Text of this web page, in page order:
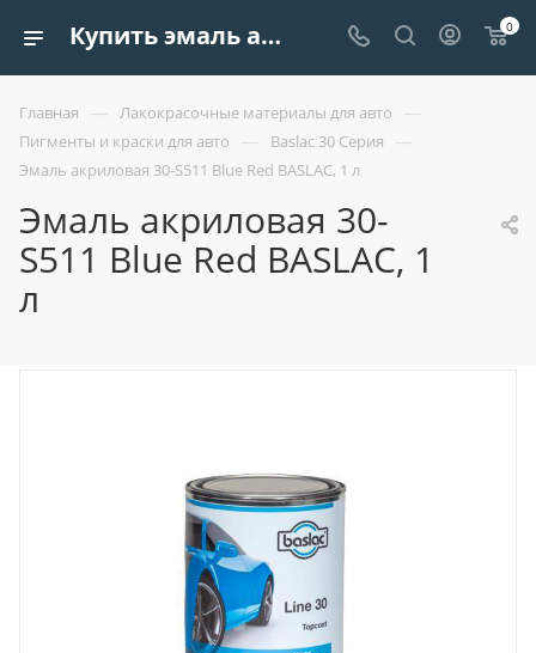
Купить эмаль акриловая 30-s511 blue red baslac, 1 л| Европроект Tрейдинг 0
Главная — Лакокрасочные материалы для авто —
Пигменты и краски для авто — Baslac 30 Серия —
Эмаль акриловая 30-S511 Blue Red BASLAC, 1 л
Эмаль акриловая 30-
S511 Blue Red BASLAC, 1
л